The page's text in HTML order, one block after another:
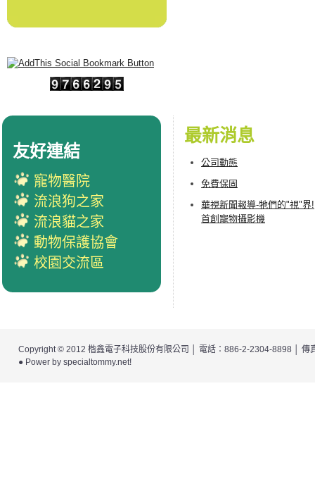
最新消息
公司動態
免費保固
華視新聞報導-牠們的"視"界!
首創寵物攝影機
友好連結
寵物醫院
流浪狗之家
流浪貓之家
動物保護協會
校園交流區
Copyright © 2012 楷鑫電子科技股份有限公司
│ 電話：886-2-2304-8898 │
● Power by specialtommy.net!